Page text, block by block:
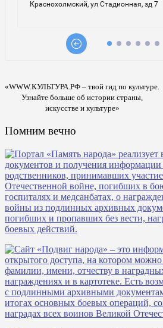
«WWW.КУЛЬТУРА.РФ – твой гид по культуре.
Узнайте больше об истории страны,
искусстве и культуре»
Помним вечно